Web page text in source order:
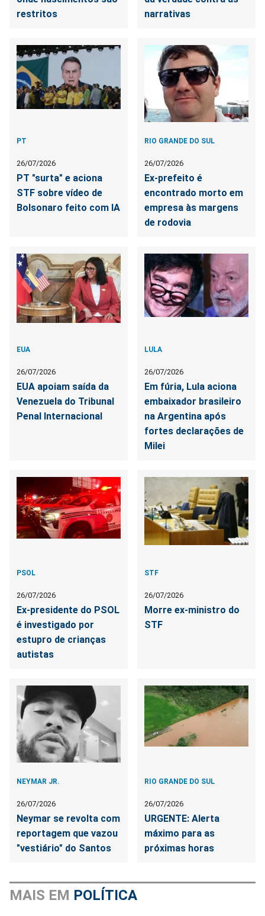
restritos
narrativas
PT
26/07/2026
PT "surta" e aciona
STF sobre vídeo de
Bolsonaro feito com IA
RIO GRANDE DO SUL
26/07/2026
Ex-prefeito é
encontrado morto em
empresa às margens
de rodovia
EUA
26/07/2026
EUA apoiam saída da
Venezuela do Tribunal
Penal Internacional
LULA
26/07/2026
Em fúria, Lula aciona
embaixador brasileiro
na Argentina após
fortes declarações de
Milei
PSOL
26/07/2026
Ex-presidente do PSOL
é investigado por
estupro de crianças
autistas
STF
26/07/2026
Morre ex-ministro do
STF
NEYMAR JR.
26/07/2026
Neymar se revolta com
reportagem que vazou
"vestiário" do Santos
RIO GRANDE DO SUL
26/07/2026
URGENTE: Alerta
máximo para as
próximas horas
MAIS EM POLÍTICA